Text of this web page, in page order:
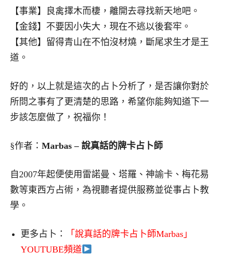
【事業】良禽擇木而棲，離開去尋找新天地吧。
【金錢】不要因小失大，現在不逃以後套牢。
【其他】留得青山在不怕沒材燒，斷尾求生才是王
道。
好的，以上就是這次的占卜分析了，是否讓你對於
所問之事有了更清楚的思路，希望你能夠知道下一
步該怎麼做了，祝福你！
§作者： Marbas – 說真話的牌卡占卜師
自2007年起便使用雷諾曼、塔羅、神諭卡、梅花易
數等東西方占術，為視聽者提供服務並從事占卜教
學。
更多占卜：
「說真話的牌卡占卜師Marbas」
YOUTUBE頻道